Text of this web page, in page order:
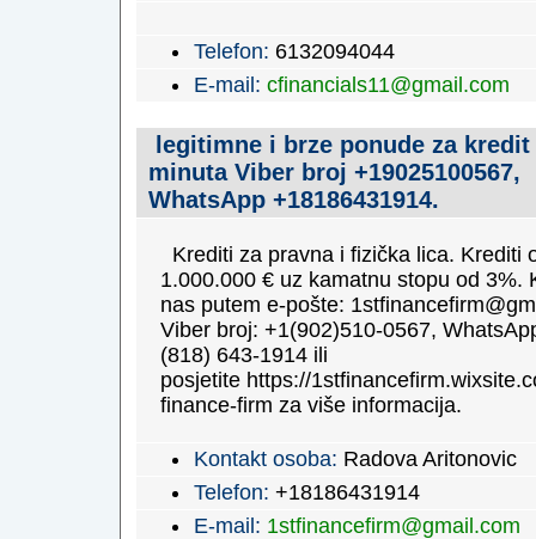
Telefon: 6132094044
E-mail: cfinancials11@gmail.com
legitimne i brze ponude za kredit
minuta Viber broj +19025100567,
WhatsApp +18186431914.
Krediti za pravna i fizička lica. Krediti
1.000.000 € uz kamatnu stopu od 3%.
nas putem e-pošte:
Viber broj: +1(902)510-0567,
(818) 643-1914 ili
posjetite https://
finance-firm za više informacija.
Kontakt osoba: Radova Aritonovic
Telefon: +18186431914
E-mail: 1stfinancefirm@gmail.com